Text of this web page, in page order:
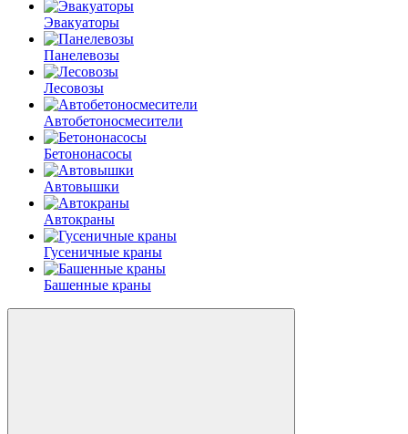
Эвакуаторы
Панелевозы
Лесовозы
Автобетоно­смесители
Бетононасосы
Автовышки
Автокраны
Гусеничные краны
Башенные краны